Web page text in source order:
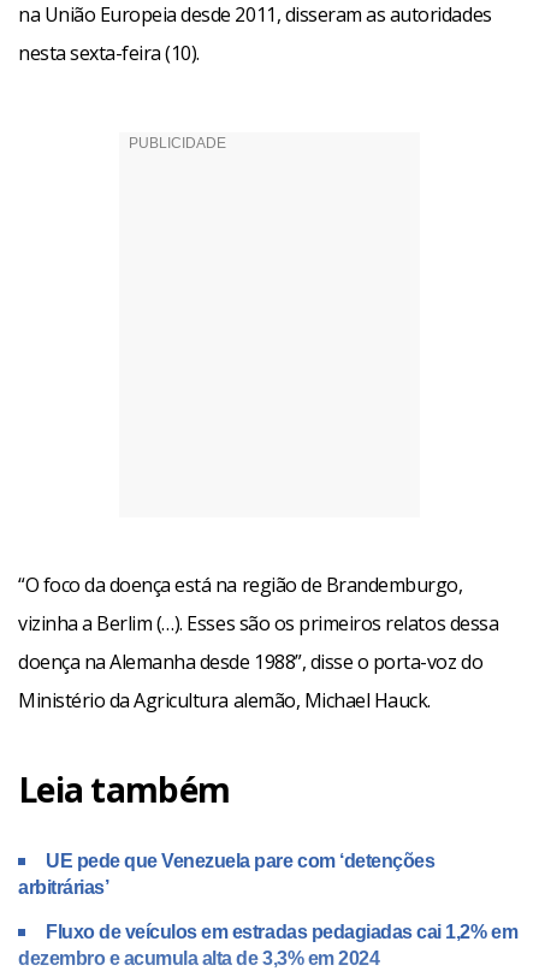
na União Europeia desde 2011, disseram as autoridades
nesta sexta-feira (10).
“O foco da doença está na região de Brandemburgo,
vizinha a Berlim (…). Esses são os primeiros relatos dessa
doença na Alemanha desde 1988”, disse o porta-voz do
Ministério da Agricultura alemão, Michael Hauck.
Leia também
UE pede que Venezuela pare com ‘detenções
arbitrárias’
Fluxo de veículos em estradas pedagiadas cai 1,2% em
dezembro e acumula alta de 3,3% em 2024